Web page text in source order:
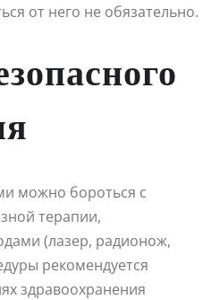
от него не обязательно.
можно бороться с
терапии,
(лазер, радионож,
рекомендуется
здравоохранения